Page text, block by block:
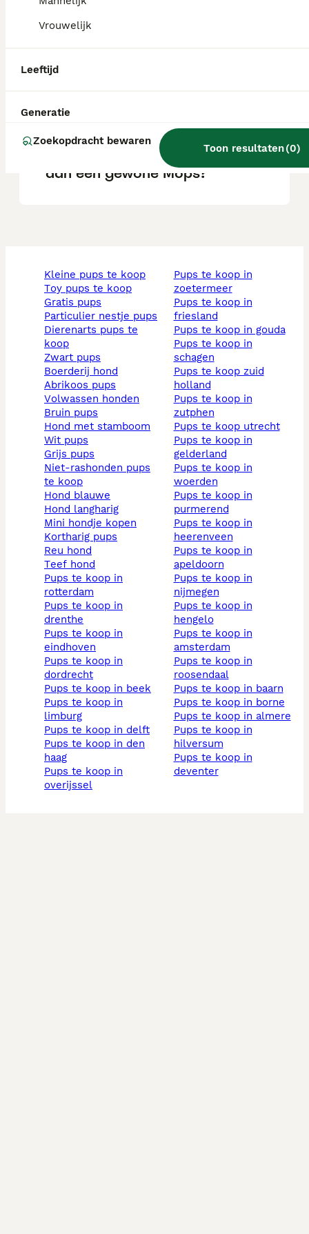
Vrouwelijk
Leeftijd
Generatie
Zoekopdracht bewaren
Toon resultaten(0)
Wat is een Retromops?
Is een Retromops gezonder
dan een gewone Mops?
kleine pups te koop
toy pups te koop
gratis pups
particulier nestje pups
dierenarts pups te
koop
zwart pups
boerderij hond
abrikoos pups
volwassen honden
bruin pups
hond met stamboom
wit pups
grijs pups
niet-rashonden pups
te koop
hond blauwe
hond langharig
mini hondje kopen
kortharig pups
reu hond
teef hond
pups te koop in
rotterdam
pups te koop in
drenthe
pups te koop in
eindhoven
pups te koop in
dordrecht
pups te koop in beek
pups te koop in
limburg
pups te koop in delft
pups te koop in den
haag
pups te koop in
overijssel
pups te koop in
zoetermeer
pups te koop in
friesland
pups te koop in gouda
pups te koop in
schagen
pups te koop zuid
holland
pups te koop in
zutphen
pups te koop utrecht
pups te koop in
gelderland
pups te koop in
woerden
pups te koop in
purmerend
pups te koop in
heerenveen
pups te koop in
apeldoorn
pups te koop in
nijmegen
pups te koop in
hengelo
pups te koop in
amsterdam
pups te koop in
roosendaal
pups te koop in baarn
pups te koop in borne
pups te koop in almere
pups te koop in
hilversum
pups te koop in
deventer